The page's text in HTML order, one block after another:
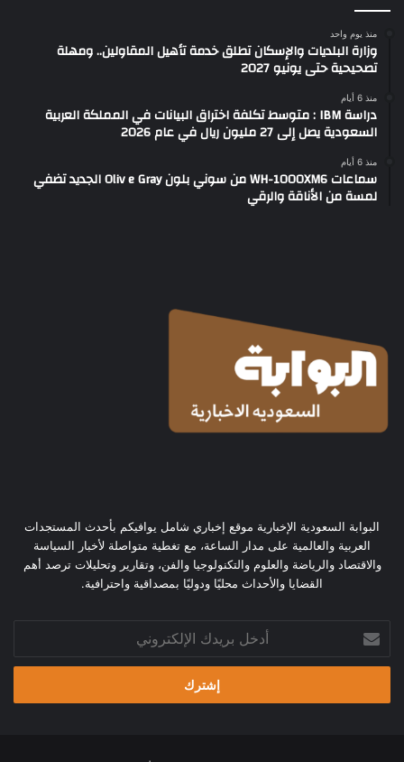
منذ يوم واحد
وزارة البلديات والإسكان تطلق خدمة تأهيل المقاولين.. ومهلة
تصحيحية حتى يونيو 2027
منذ 6 أيام
دراسة IBM : متوسط تكلفة اختراق البيانات في المملكة العربية
السعودية يصل إلى 27 مليون ريال في عام 2026
منذ 6 أيام
سماعات WH-1000XM6 من سوني بلون Oliv e Gray الجديد تضفي
لمسة من الأناقة والرقي
البوابة السعودية الإخبارية موقع إخباري شامل يوافيكم بأحدث المستجدات
العربية والعالمية على مدار الساعة، مع تغطية متواصلة لأخبار السياسة
والاقتصاد والرياضة والعلوم والتكنولوجيا والفن، وتقارير وتحليلات ترصد أهم
القضايا والأحداث محليًا ودوليًا بمصداقية واحترافية.
بريدك
الإلكتروني